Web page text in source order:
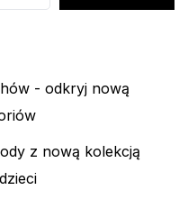
- odkryj nową
z nową kolekcją